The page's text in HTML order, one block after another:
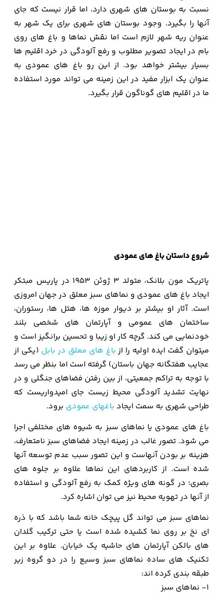
نسبت به بوستان های شهری دارد، اما قرار نیست که جای
آنها را بگیرد. وجود بوستان های شهری برای یک شهر به
عنوان ریه شهر لازم است اما نقش نماها و باغ های روی
بام در ایجاد تصویر مطلوب و رفع آلودگی در خرد اقلیم ها
بسیار بیشتر خواهد بود. از این رو باغ های عمودی به
عنوان یک ابزار مفید در این زمینه می تواند مورد استفاده
ما در اقلیم های گوناگون قرار بگیرد.
شروع داستان باغ های عمودی
پاتریک مون بلانک، متولد 3 ژوئن 1953 در پاریس مبتکر
ایجاد باغ های عمودی و نماهای سبز معلق در جهان امروزی
است. آثار او بیشتر بر دیوار موزه ها، هتل ها، رستوران،
ساختمان های عمومی و آپارتمان های شخصی بلند
خودنمایی می کند. گرچه کار او زیبا و تحسین برانگیز است و
میتوان گفت ایده اولیه را ازباغ های معلق در بابل (یکی از
عجایب هفتگانه جهان باستان) گرفته است اما بنظر می رسد
با توجه به تراکم جمعیتی، از بین رفتن فضاهای جنگلی و در
نهایت تشدید آلودگی محیط زیست جای امیدواریست كه
طراحی شهری به سمت ایجاد باغهای عمودی برود.
باغ های عمودی یا نماهای سبز به شیوه های مختلفی اجرا
می شود. تصور غالب در زمینه ایجاد فضاهای سبز نامتعارف،
هزینه بر بودن آنهاست و این تصور سبب عدم توسعه آنها
شده است. از کاربردهای این نماها علاوه بر جلوه های
بصری؛ در گونه های ویژه کمک به رفع آلودگی و استفاده
از آنها در تهویه محیط نیز می توان اشاره کرد.
نماهای سبز می تواند گل پیچک خانه شما باشد که با ذره
ای نخ بر روی نما کشیده شده است یا حتی ترکیب گلدان
های بالکن آپارتمان های حاشیه یک خیابان. علاوه بر این
تکنیک های ساده نماهای سبز وسیع را در دو گروه زیر
طبقه بندی کرده اند:
1- نماهای سبز